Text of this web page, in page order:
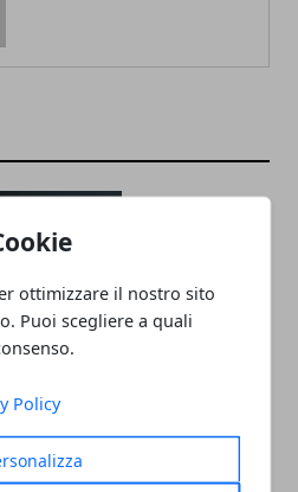
ottimizzare il nostro sito
Puoi scegliere a quali
Policysfatare prima di